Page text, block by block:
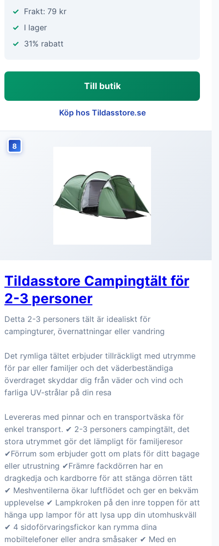
Frakt: 79 kr
I lager
31% rabatt
Till butik
Köp hos Tildasstore.se
8
Tildasstore Campingtält för
2-3 personer
Detta 2-3 personers tält är idealiskt för
campingturer, övernattningar eller vandring
Det rymliga tältet erbjuder tillräckligt med utrymme
för par eller familjer och det väderbeständiga
överdraget skyddar dig från väder och vind och
farliga UV-strålar på din resa
Levereras med pinnar och en transportväska för
enkel transport. ✔ 2-3 personers campingtält, det
stora utrymmet gör det lämpligt för familjeresor
✔Förrum som erbjuder gott om plats för ditt bagage
eller utrustning ✔Främre fackdörren har en
dragkedja och kardborre för att stänga dörren tätt
✔ Meshventilerna ökar luftflödet och ger en bekväm
upplevelse ✔ Lampkroken på den inre toppen för att
hänga upp lampor för att lysa upp din utomhuskväll
✔ 4 sidoförvaringsfickor kan rymma dina
mobiltelefoner eller andra småsaker ✔ Med en